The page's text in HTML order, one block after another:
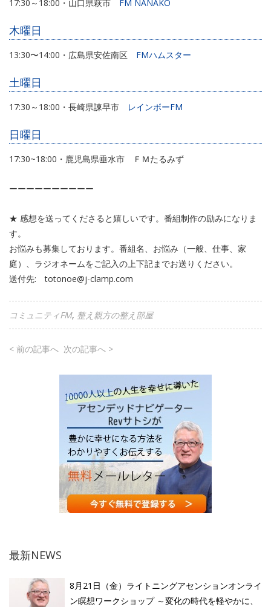
17:30～18:00・山口県萩市 FM NANAKO
木曜日
13:30〜14:00・広島県安佐南区 FMハムスター
土曜日
17:30～18:00・長崎県諫早市 レインボーFM
日曜日
17:30~18:00・鹿児島県垂水市 ＦＭたるみず
ーーーーーーーーーー
★ 感想を送ってくださると嬉しいです。番組制作の励みになりま
す。
お悩みも募集しております。番組名、お悩み（一般、仕事、家
庭）、ラジオネームをご記入の上下記までお送りください。
送付先: totonoe@j-clamp.com
コミュニティFM 整え親方の整え部屋
< 前の記事へ 次の記事へ >
最新NEWS
8月21日（金）ライトニングアセンションオンライ
ン瞑想ワークショップ ～変化の時代を軽やかに、